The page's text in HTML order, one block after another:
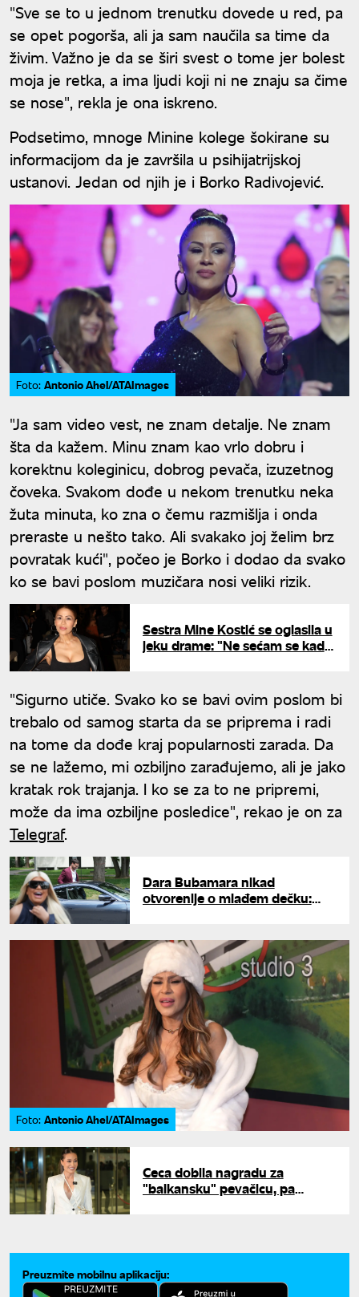
"Sve se to u jednom trenutku dovede u red, pa
se opet pogorša, ali ja sam naučila sa time da
živim. Važno je da se širi svest o tome jer bolest
moja je retka, a ima ljudi koji ni ne znaju sa čime
se nose", rekla je ona iskreno.
Podsetimo, mnoge Minine kolege šokirane su
informacijom da je završila u psihijatrijskoj
ustanovi. Jedan od njih je i Borko Radivojević.
Foto: Antonio Ahel/ATAImages
"Ja sam video vest, ne znam detalje. Ne znam
šta da kažem. Minu znam kao vrlo dobru i
korektnu koleginicu, dobrog pevača, izuzetnog
čoveka. Svakom dođe u nekom trenutku neka
žuta minuta, ko zna o čemu razmišlja i onda
preraste u nešto tako. Ali svakako joj želim brz
povratak kući", počeo je Borko i dodao da svako
ko se bavi poslom muzičara nosi veliki rizik.
Sestra Mine Kostić se oglasila u
jeku drame: "Ne sećam se kada
"Sigurno utiče. Svako ko se bavi ovim poslom bi
trebalo od samog starta da se priprema i radi
na tome da dođe kraj popularnosti zarada. Da
se ne lažemo, mi ozbiljno zarađujemo, ali je jako
kratak rok trajanja. I ko se za to ne pripremi,
može da ima ozbiljne posledice", rekao je on za
Telegraf.
Dara Bubamara nikad
otvorenije o mlađem dečku:
Foto: Antonio Ahel/ATAImages
Ceca dobila nagradu za
"balkansku" pevačicu, pa
Preuzmite mobilnu aplikaciju: